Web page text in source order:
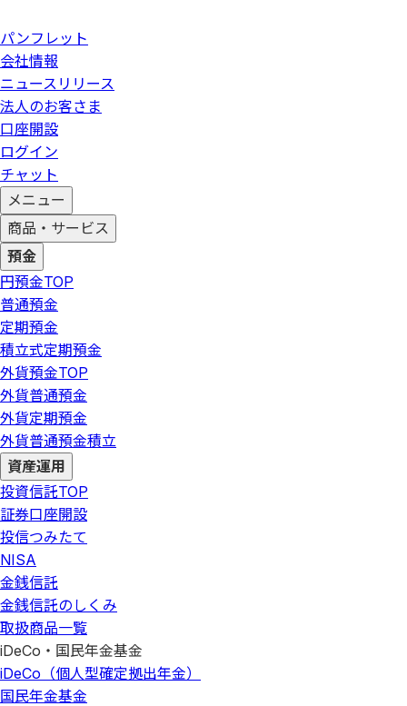
パンフレット
会社情報
ニュースリリース
法人のお客さま
口座開設
ログイン
チャット
メニュー
商品・サービス
預金
円預金TOP
普通預金
定期預金
積立式定期預金
外貨預金TOP
外貨普通預金
外貨定期預金
外貨普通預金積立
資産運用
投資信託TOP
証券口座開設
投信つみたて
NISA
金銭信託
金銭信託のしくみ
取扱商品一覧
iDeCo・国民年金基金
iDeCo（個人型確定拠出年金）
国民年金基金